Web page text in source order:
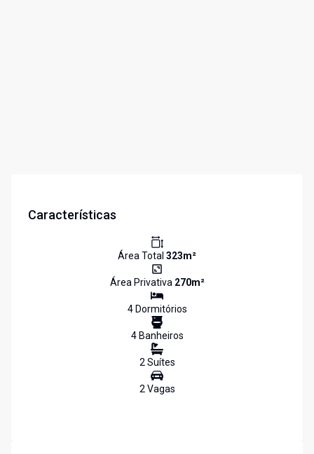
Características
Área Total 323m²
Área Privativa 270m²
4Dormitórios
4Banheiros
2Suítes
2Vagas